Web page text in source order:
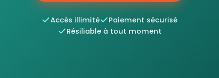
Accès illimité
Paiement sécurisé
Résiliable à tout moment